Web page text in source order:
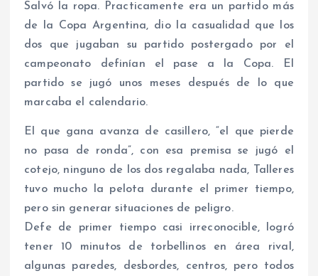
Salvó la ropa. Practicamente era un partido más
de la Copa Argentina, dio la casualidad que los
dos que jugaban su partido postergado por el
campeonato definían el pase a la Copa. El
partido se jugó unos meses después de lo que
marcaba el calendario.
El que gana avanza de casillero, “el que pierde
no pasa de ronda”, con esa premisa se jugó el
cotejo, ninguno de los dos regalaba nada, Talleres
tuvo mucho la pelota durante el primer tiempo,
pero sin generar situaciones de peligro.
Defe de primer tiempo casi irreconocible, logró
tener 10 minutos de torbellinos en área rival,
algunas paredes, desbordes, centros, pero todos